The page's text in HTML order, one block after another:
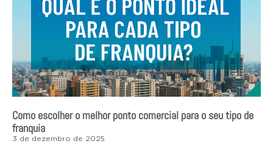
Como escolher o melhor ponto comercial para o seu tipo de
franquia
3 de dezembro de 2025